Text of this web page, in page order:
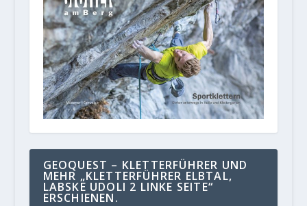
GEOQUEST – KLETTERFÜHRER UND
MEHR „KLETTERFÜHRER ELBTAL,
LABSKE UDOLI 2 LINKE SEITE“
ERSCHIENEN.